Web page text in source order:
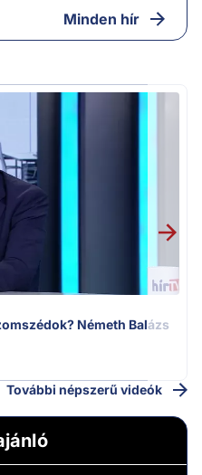
Minden hír
Németh Balázs
További népszerű videók